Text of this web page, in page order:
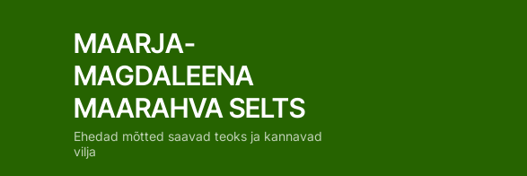
MAARJA-
MAGDALEENA
MAARAHVA SELTS
Ehedad mõtted saavad teoks ja kannavad
vilja